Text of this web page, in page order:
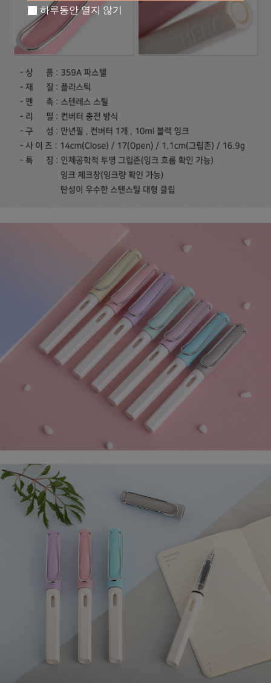
하루동안 열지 않기